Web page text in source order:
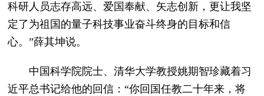
科研人员志存高远、爱国奉献、矢志创新，更让我坚
定了为祖国的量子科技事业奋斗终身的目标和信
心。”薛其坤说。
中国科学院院士、清华大学教授姚期智珍藏着习
近平总书记给他的回信：“你回国任教二十年来，将